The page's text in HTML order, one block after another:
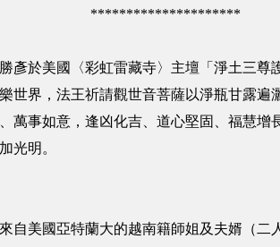
*********************
彥於美國〈彩虹雷藏寺〉主壇「淨土三
世界，法王祈請觀世音菩薩以淨瓶甘露
萬事如意，逢凶化吉、道心堅固、福慧
光明。
自美國亞特蘭大的越南籍師姐及夫婿（